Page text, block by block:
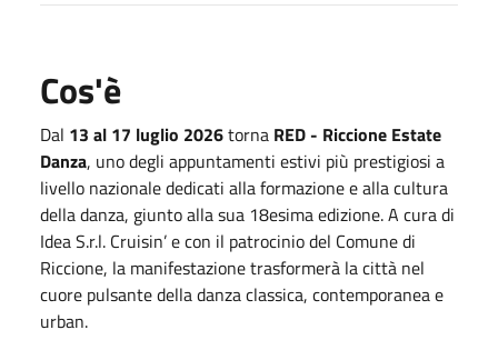
Cos'è
Dal 13 al 17 luglio 2026torna RED - Riccione Estate
Danza, uno degli appuntamenti estivi più prestigiosi a
livello nazionale dedicati alla formazione e alla cultura
della danza, giunto alla sua 18esima edizione. A cura di
Idea S.r.l. Cruisin’ e con il patrocinio del Comune di
Riccione, la manifestazione trasformerà la città nel
cuore pulsante della danza classica, contemporanea e
urban.